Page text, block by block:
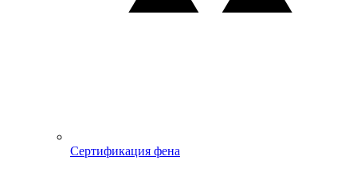
Сертификация фена